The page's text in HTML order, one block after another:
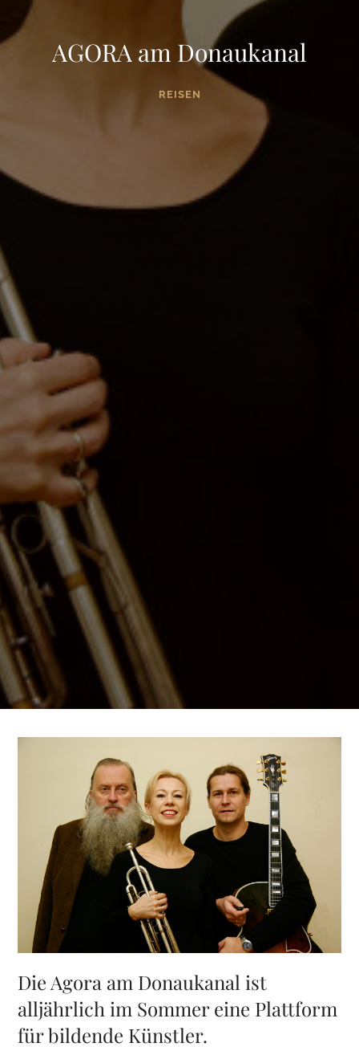
AGORA am Donaukanal
REISEN
Die Agora am Donaukanal ist
alljährlich im Sommer eine Plattform
für bildende Künstler.